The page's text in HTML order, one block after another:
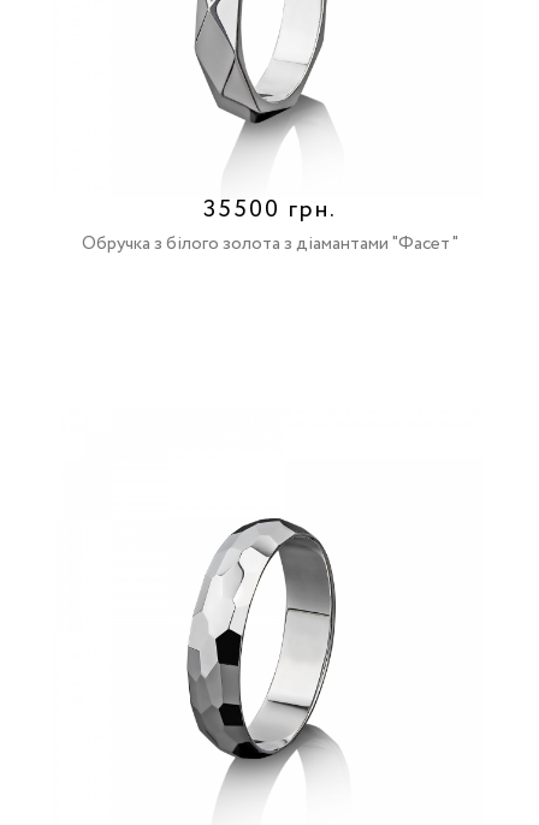
35500 грн.
Обручка з білого золота з діамантами "Фасет"